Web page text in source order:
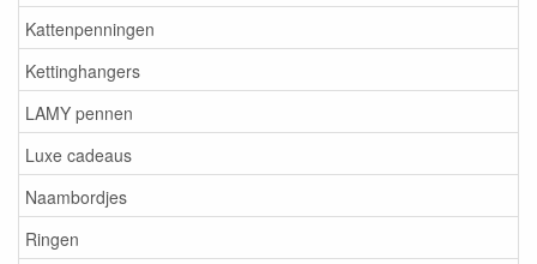
Kattenpenningen
Kettinghangers
LAMY pennen
Luxe cadeaus
Naambordjes
Ringen